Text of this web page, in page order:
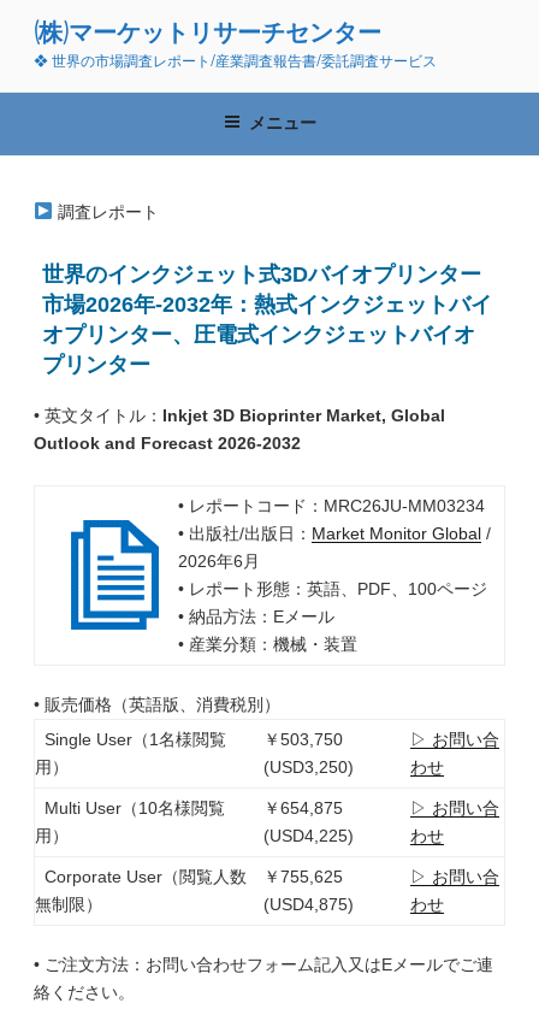
ン
(株)マーケットリサーチセンター
❖ 世界の市場調査レポート/産業調査報告書/委託調査サービス
メニュー
調査レポート
世界のインクジェット式3Dバイオプリンター
市場2026年-2032年：熱式インクジェットバイ
オプリンター、圧電式インクジェットバイオ
プリンター
• 英文タイトル： Inkjet 3D Bioprinter Market, Global
Outlook and Forecast 2026-2032
• レポートコード：MRC26JU-MM03234
• 出版社/出版日： Market Monitor Global/
2026年6月
• レポート形態：英語、PDF、100ページ
• 納品方法：Eメール
• 産業分類：機械・装置
• 販売価格（英語版、消費税別）
Single User（1名様閲覧
用）
￥503,750
(USD3,250)
▷ お問い合
わせ
Multi User（10名様閲覧
用）
￥654,875
(USD4,225)
▷ お問い合
わせ
Corporate User（閲覧人数
無制限）
￥755,625
(USD4,875)
▷ お問い合
わせ
• ご注文方法：お問い合わせフォーム記入又はEメールでご連
絡ください。